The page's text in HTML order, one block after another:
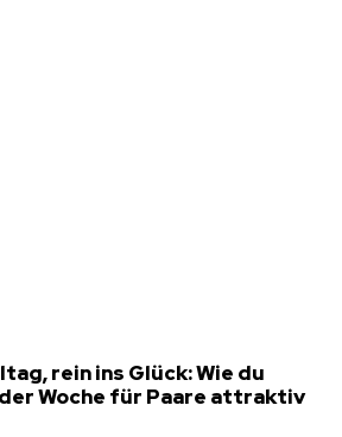
rein ins Glück: Wie du
Woche für Paare attraktiv